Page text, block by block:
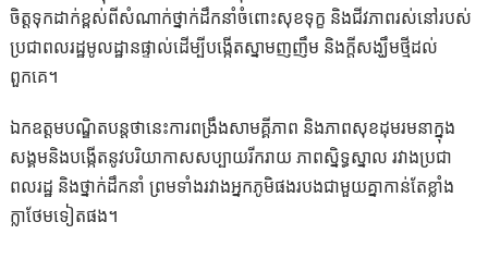
ចិត្តទុកដាក់ខ្ពស់ពីសំណាក់ថ្នាក់ដឹកនាំចំពោះសុខទុក្ខ និងជីវភាពរស់នៅរបស់
ប្រជាពលរដ្ឋមូលដ្ឋានផ្ទាល់ដើម្បីបង្កើតស្នាមញញឹម និងក្តីសង្ឃឹមថ្មីដល់
ពួកគេ។
ឯកឧត្តមបណ្ឌិតបន្តថានេះការពង្រឹងសាមគ្គីភាព និងភាពសុខដុមរមនាក្នុង
សង្គមនិងបង្កើតនូវបរិយាកាសសប្បាយរីករាយ ភាពស្និទ្ធស្នាល រវាងប្រជា
ពលរដ្ឋ និងថ្នាក់ដឹកនាំ ព្រមទាំងរវាងអ្នកភូមិផងរបងជាមួយគ្នាកាន់តែខ្លាំង
ក្លាថែមទៀតផង។